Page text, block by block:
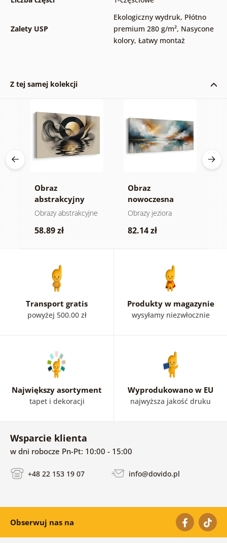
Zalety USP
Ekologiczny wydruk, Płótno
premium 280 g/m², Nasycone
kolory, Łatwy montaż
Z tej samej kolekcji
Obraz
abstrakcyjny
księżyc nad wodą
Obrazy abstrakcyjne
58.89 zł
Obraz
nowoczesna
abstrakcja z
Obrazy jeziora
82.14 zł
Transport gratis
powyżej 500.00 zł
Produkty w magazynie
wysyłamy niezwłocznie
Największy asortyment
tapet i dekoracji
Wyprodukowano w EU
najwyższa jakość druku
Wsparcie klienta
w dni robocze Pn-Pt: 10:00 - 15:00
+48 22 153 19 07 info@dovido.pl
Obserwuj nas na